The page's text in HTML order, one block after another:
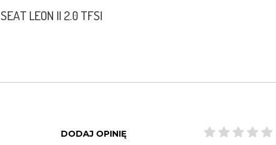
SEAT LEON II 2.0 TFSI
DODAJ OPINIĘ